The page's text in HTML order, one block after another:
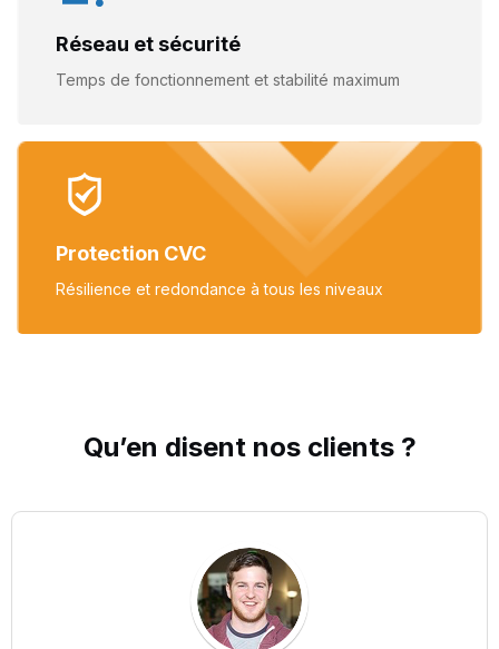
Réseau et sécurité
Temps de fonctionnement et stabilité maximum
Protection CVC
Résilience et redondance à tous les niveaux
Qu’en disent nos clients?